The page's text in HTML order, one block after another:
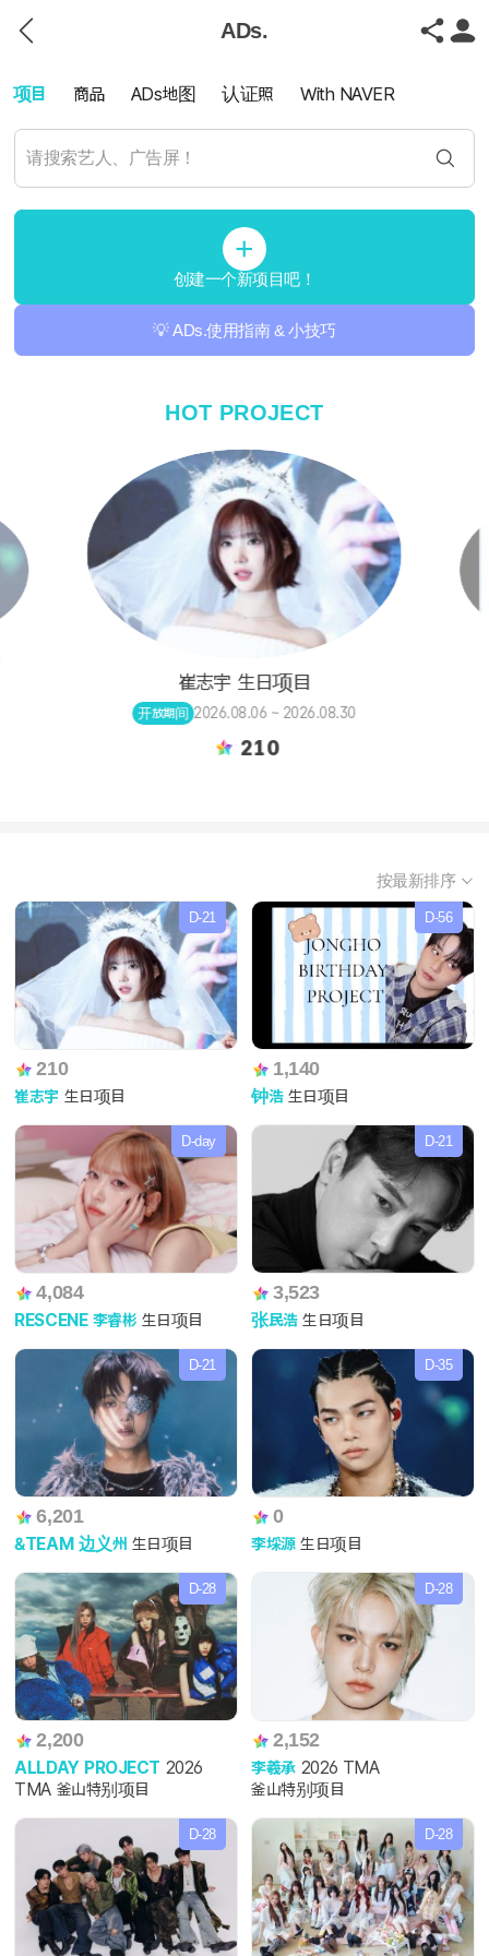
ADs.
项目 商品 ADs地图 认证照 With NAVER
创建一个新项目吧！
💡 ADs.使用指南 & 小技巧
HOT PROJECT
崔志宇 生日项目
开放期间 2026.08.06 ~ 2026.08.30
210
按最新排序
D-21
210
崔志宇 生日项目
D-56
1,140
钟浩 生日项目
D-day
4,084
RESCENE 李睿彬 生日项目
D-21
3,523
张民浩生日项目
D-21
6,201
&TEAM 边义州 生日项目
D-35
0
李埰源生日项目
D-28
2,200
ALLDAY PROJECT 2026
TMA 釜山特别项目
D-28
2,152
李羲承 2026 TMA
釜山特别项目
D-28 D-28